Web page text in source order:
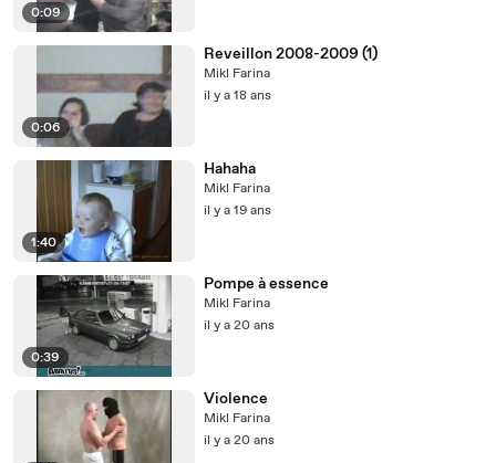
0:09
0:06
Reveillon 2008-2009 (1)
Mikl Farina
il y a 18 ans
1:40
Hahaha
Mikl Farina
il y a 19 ans
0:39
Pompe à essence
Mikl Farina
il y a 20 ans
Violence
Mikl Farina
il y a 20 ans